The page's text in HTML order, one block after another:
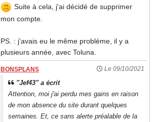
Suite à cela, j'ai décidé de supprimer
mon compte.
PS. : j'avais eu le même problème, il y a
plusieurs année, avec Toluna.
BONSPLANS Le 09/10/2021
"Jef43" a écrit
Attention, moi j'ai perdu mes gains en raison
de mon absence du site durant quelques
semaines. Et, ce sans alerte préalable de la